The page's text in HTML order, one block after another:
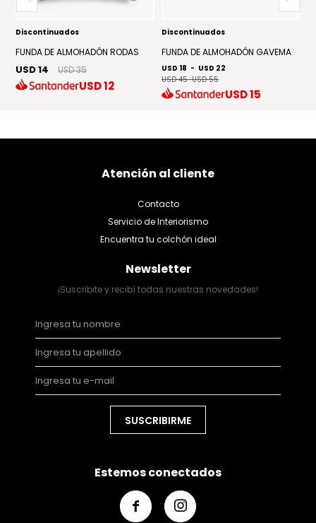
Discontinuados
FUNDA DE ALMOHADÓN RODAS
USD 14 USD 35
USD12
Discontinuados
FUNDA DE ALMOHADÓN GAVEMA
USD 18 - USD 22
USD 45-USD 55
USD15
Atención al cliente
Contacto
Servicio de Interiorismo
Encuentra tu colchón ideal
Newsletter
¡Suscribite y recibí todas nuestras novedades!
SUSCRIBIRME
Estemos conectados
 